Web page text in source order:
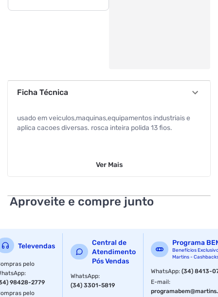
Ficha Técnica
usado em veiculos,maquinas,equipamentos industriais e
aplica cacoes diversas. rosca inteira polida 13 fios.
Ver Mais
Aproveite e compre junto
Televendas
pelo
:
98428-2779
pelo
Central de
Atendimento
Pós Vendas
WhatsApp:
(34) 3301-5819
Programa
Benefícios
Martins -
WhatsApp:(34) 8413-
E-mail: